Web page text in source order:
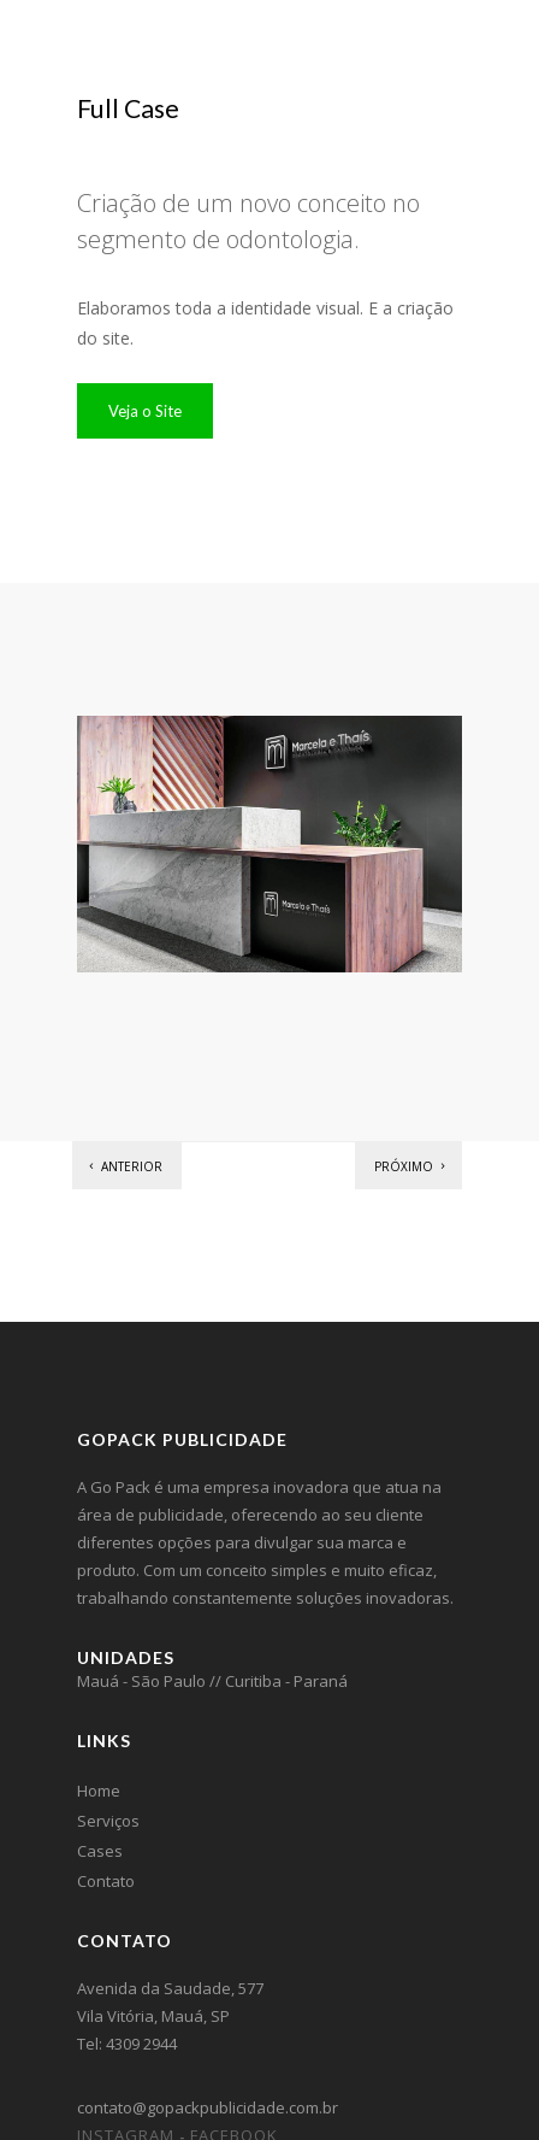
Full Case
Criação de um novo conceito no
segmento de odontologia.
Elaboramos toda a identidade visual. E a criação
do site.
Veja o Site
ANTERIOR PRÓXIMO
GOPACK PUBLICIDADE
A Go Pack é uma empresa inovadora que atua na
área de publicidade, oferecendo ao seu cliente
diferentes opções para divulgar sua marca e
produto. Com um conceito simples e muito eficaz,
trabalhando constantemente soluções inovadoras.
UNIDADES
Mauá - São Paulo // Curitiba - Paraná
LINKS
Home
Serviços
Cases
Contato
CONTATO
Avenida da Saudade, 577
Vila Vitória, Mauá, SP
Tel: 4309 2944
contato@gopackpublicidade.com.br
INSTAGRAM - FACEBOOK